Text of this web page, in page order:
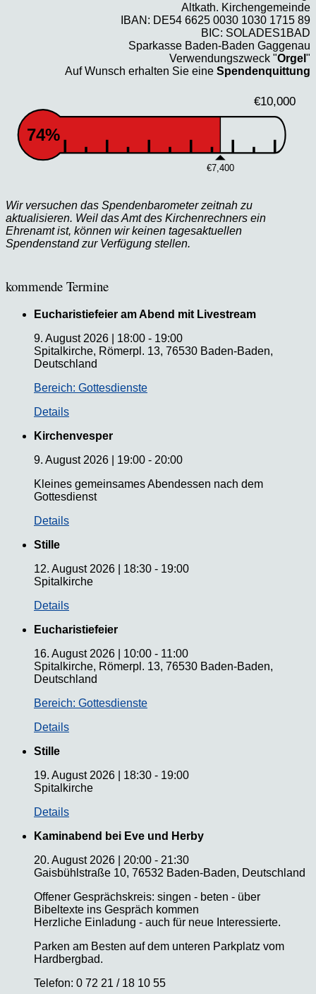
Altkath. Kirchengemeinde
IBAN: DE54 6625 0030 1030 1715 89
BIC: SOLADES1BAD
Sparkasse Baden-Baden Gaggenau
Verwendungszweck "Orgel "
Auf Wunsch erhalten Sie eine Spendenquittung
€10,000
€7,400
74%
Wir versuchen das Spendenbarometer zeitnah zu
aktualisieren. Weil das Amt des Kirchenrechners ein
Ehrenamt ist, können wir keinen tagesaktuellen
Spendenstand zur Verfügung stellen.
kommende Termine
Eucharistiefeier am Abend mit Livestream
9. August 2026
18:00 - 19:00
Spitalkirche, Römerpl. 13, 76530 Baden-Baden,
Deutschland
Bereich: Gottesdienste
Details
Kirchenvesper
9. August 2026
19:00 - 20:00
Kleines gemeinsames Abendessen nach dem
Gottesdienst
Details
Stille
12. August 2026
18:30 - 19:00
Spitalkirche
Details
Eucharistiefeier
16. August 2026
10:00 - 11:00
Spitalkirche, Römerpl. 13, 76530 Baden-Baden,
Deutschland
Bereich: Gottesdienste
Details
Stille
19. August 2026
18:30 - 19:00
Spitalkirche
Details
Kaminabend bei Eve und Herby
20. August 2026
20:00 - 21:30
Gaisbühlstraße 10, 76532 Baden-Baden, Deutschland
Offener Gesprächskreis: singen - beten - über
Bibeltexte ins Gespräch kommen
Herzliche Einladung - auch für neue Interessierte.
Parken am Besten auf dem unteren Parkplatz vom
Hardbergbad.
Telefon: 0 72 21 / 18 10 55